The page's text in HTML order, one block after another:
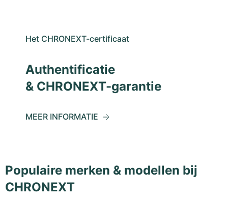
Het CHRONEXT-certificaat
Authentificatie
& CHRONEXT-garantie
MEER INFORMATIE
Populaire merken & modellen bij
CHRONEXT